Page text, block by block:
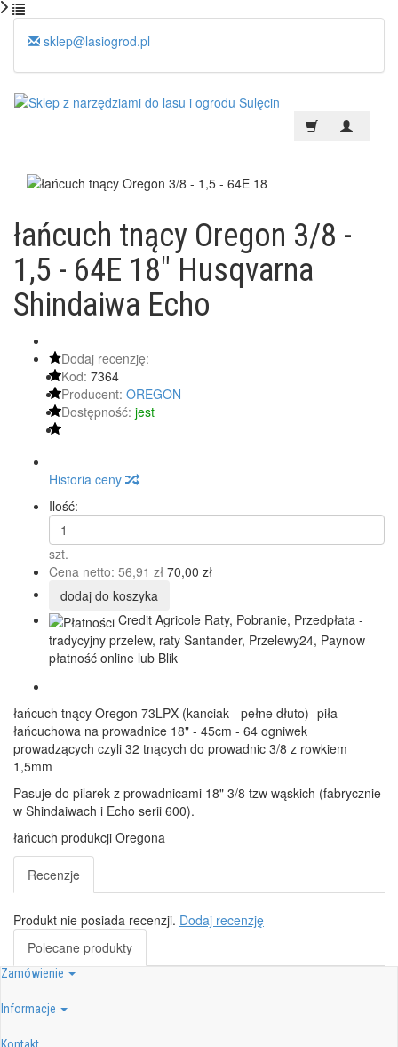
sklep@lasiogrod.pl
łańcuch tnący Oregon 3/8 -
1,5 - 64E 18" Husqvarna
Shindaiwa Echo
Dodaj recenzję:
Kod: 7364
Producent: OREGON
Dostępność: jest
Historia ceny
Ilość:
szt.
Cena netto: 56,91 zł 70,00 zł
dodaj do koszyka
Credit Agricole Raty, Pobranie, Przedpłata -
tradycyjny przelew, raty Santander, Przelewy24, Paynow
płatność online lub Blik
łańcuch tnący Oregon 73LPX (kanciak - pełne dłuto)- piła
łańcuchowa na prowadnice 18" - 45cm - 64 ogniwek
prowadzących czyli 32 tnących do prowadnic 3/8 z rowkiem
1,5mm
Pasuje do pilarek z prowadnicami 18" 3/8 tzw wąskich (fabrycznie
w Shindaiwach i Echo serii 600).
łańcuch produkcji Oregona
Recenzje
Produkt nie posiada recenzji. Dodaj recenzję
Polecane produkty
Zamówienie
Informacje
Kontakt